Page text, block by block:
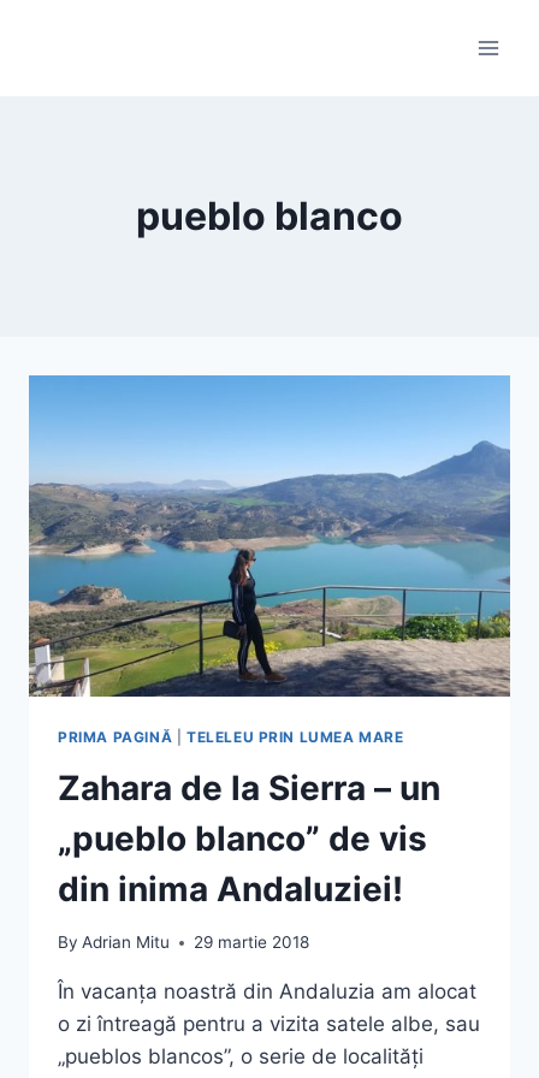
pueblo blanco
PRIMA PAGINĂ TELELEU PRIN LUMEA MARE
Zahara de la Sierra – un
„pueblo blanco” de vis
din inima Andaluziei!
By Adrian Mitu 29 martie 2018
În vacanța noastră din Andaluzia am alocat
o zi întreagă pentru a vizita satele albe, sau
„pueblos blancos”, o serie de localități